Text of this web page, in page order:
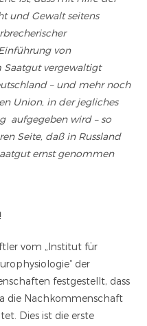
und Gewalt seitens
von
vergewaltigt
– und mehr noch
Union, in der jegliches
aufgegeben wird – so
Seite, daß in Russland
ernst genommen
vom „Institut für
der
festgestellt, dass
die Nachkommenschaft
Dies ist die erste